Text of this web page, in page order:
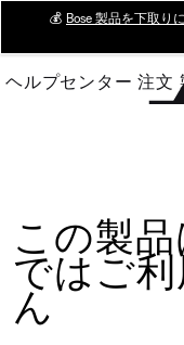
Main
💰 Bose 製品を下取り
ヘルプセンター 注文
この製
ではご
ん